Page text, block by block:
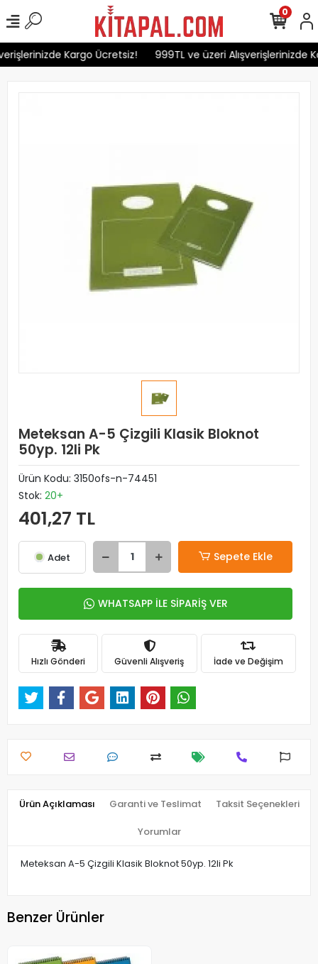
Kargo Ücretsiz! 999TL ve üzeri Alışverişlerinizde
0
Meteksan A-5 Çizgili Klasik Bloknot
50yp. 12li Pk
Ürün Kodu: 3150ofs-n-74451
Stok: 20+
401,27 TL
Adet Sepete Ekle
WHATSAPP İLE SİPARİŞ VER
Hızlı Gönderi Güvenli Alışveriş İade ve Değişim
Ürün Açıklaması Garanti ve Teslimat Taksit Seçenekleri
Yorumlar
Meteksan A-5 Çizgili Klasik Bloknot 50yp. 12li Pk
Benzer Ürünler